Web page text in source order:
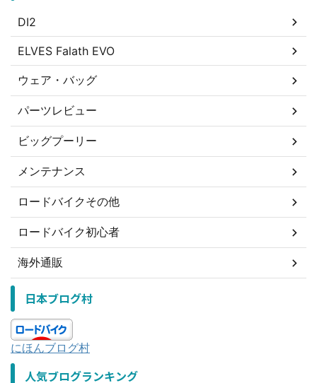
DI2
ELVES Falath EVO
ウェア・バッグ
パーツレビュー
ビッグプーリー
メンテナンス
ロードバイクその他
ロードバイク初心者
海外通販
日本ブログ村
にほんブログ村
人気ブログランキング